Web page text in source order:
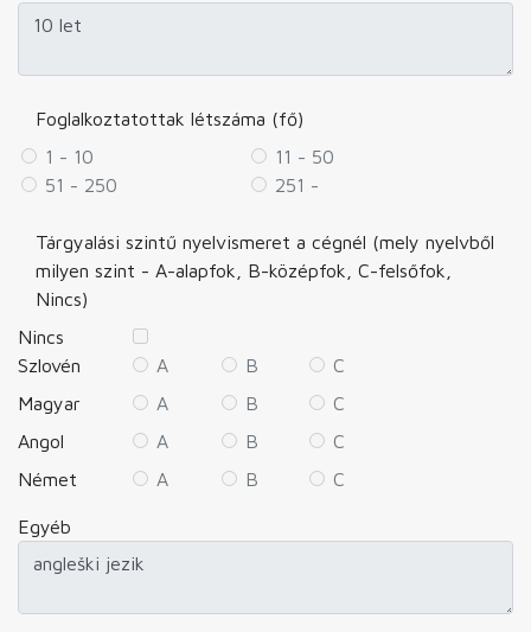
Foglalkoztatottak létszáma (fő)
1 - 10
11 - 50
51 - 250
251 -
Tárgyalási szintű nyelvismeret a cégnél (mely nyelvből
milyen szint - A-alapfok, B-középfok, C-felsőfok,
Nincs)
Nincs
Szlovén
A B
C
Magyar
A B
C
Angol
A B
C
Német
A B C
Egyéb